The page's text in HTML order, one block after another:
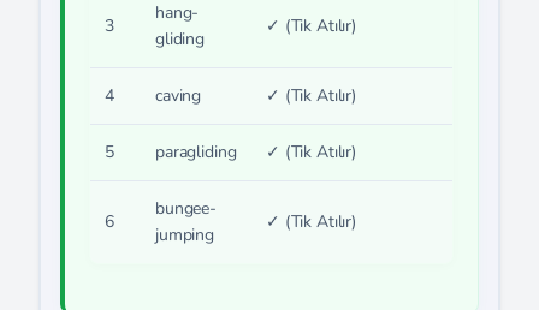
3
hang-
gliding
✓ (Tik Atılır)
4 caving ✓ (Tik Atılır)
5 paragliding ✓ (Tik Atılır)
6
bungee-
jumping
✓ (Tik Atılır)